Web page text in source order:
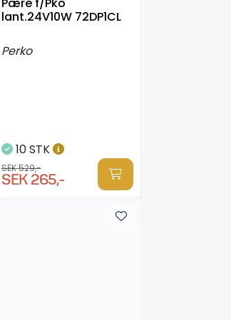
lant.24V10W 72DP1CL
Perko
10 STK
SEK 529,-
SEK 265,-